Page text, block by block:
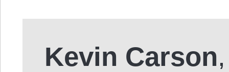
Kevin Carson